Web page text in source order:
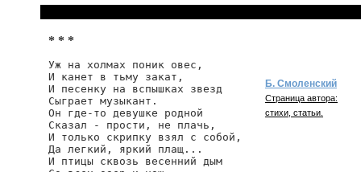
* * *
Уж на холмах поник овес,
И канет в тьму закат,
И песенку на вспышках звезд
Сыграет музыкант.
Он где-то девушке родной
Сказал - прости, не плачь,
И только скрипку взял с собой,
Да легкий, яркий плащ...
И птицы сквозь весенний дым
Б. Смоленский
Страница автора:
стихи, статьи.